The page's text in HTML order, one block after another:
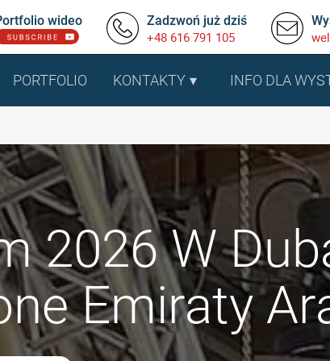
wideo Zadzwoń już dziś
+48 616 791 105
PORTFOLIO KONTAKTY INFO DLA
2026 W
Emiraty